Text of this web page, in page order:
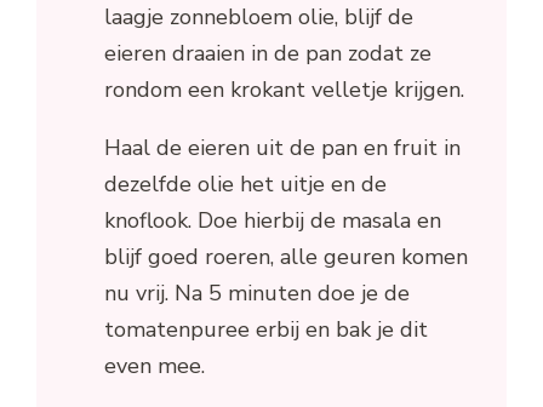
laagje zonnebloem olie, blijf de
eieren draaien in de pan zodat ze
rondom een krokant velletje krijgen.
Haal de eieren uit de pan en fruit in
dezelfde olie het uitje en de
knoflook. Doe hierbij de masala en
blijf goed roeren, alle geuren komen
nu vrij. Na 5 minuten doe je de
tomatenpuree erbij en bak je dit
even mee.